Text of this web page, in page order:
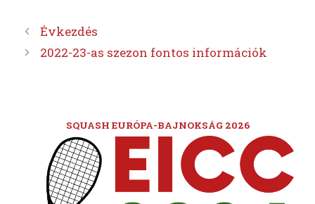
Évkezdés
2022-23-as szezon fontos információk
SQUASH EURÓPA-BAJNOKSÁG 2026